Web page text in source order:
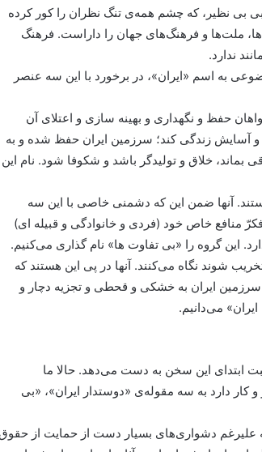
بی نظیر، که چشم همه‌ی تنگ نظران را کور کرده
ملت‌ها و فرهنگ‌های جهان را داراست. فرهنگ
ندارد.
به اسم «ایران»، در برخورد با این سه عنصر
حفظ و نگهداری و بهینه سازی و اعتلای آن
آسایش زندگی کند؛ سرزمین ایران حفظ شده و به
بماند، خلاق و تولیدگر باشد و شکوفا شود. نام این
آنها ضمن این که دشمنی خاصی با این سه
منافع خاص خود (فردی و خانوادگی و قبیله ای)
این گروه را «بی تفاوت ها» نام گذاری می‌کنیم.
شوند نگاه می‌کنند. آنها در پی این هستند که
سرزمین ایران به خشکی و قحطی و تجزیه دچار و
می‌دانیم.
ابتدای این سخن به دست می‌دهد. حالا ما
کار دارد به سه مقوله‌ی «دوستدار ایران»، «بی
علیرغم دشواری‌های بسیار دست از حمایت از